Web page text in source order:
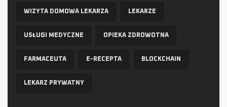
WIZYTA DOMOWA LEKARZA LEKARZE
USŁUGI MEDYCZNE OPIEKA ZDROWOTNA
FARMACEUTA E-RECEPTA BLOCKCHAIN
LEKARZ PRYWATNY